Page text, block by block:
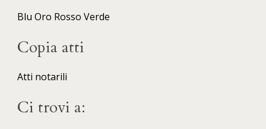
Blu Oro Rosso Verde
Copia atti
Atti notarili
Ci trovi a: